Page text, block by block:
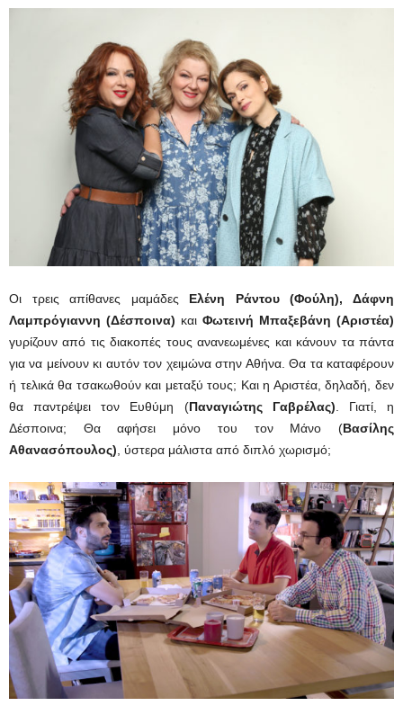
Οι τρεις απίθανες μαμάδες Ελένη Ράντου (Φούλη), Δάφνη
Λαμπρόγιαννη (Δέσποινα) και Φωτεινή Μπαξεβάνη (Αριστέα)
γυρίζουν από τις διακοπές τους ανανεωμένες και κάνουν τα πάντα
για να μείνουν κι αυτόν τον χειμώνα στην Αθήνα. Θα τα καταφέρουν
ή τελικά θα τσακωθούν και μεταξύ τους; Και η Αριστέα, δηλαδή, δεν
θα παντρέψει τον Ευθύμη (Παναγιώτης Γαβρέλας) . Γιατί, η
Δέσποινα; Θα αφήσει μόνο του τον Μάνο (Βασίλης
Αθανασόπουλος) , ύστερα μάλιστα από διπλό χωρισμό;